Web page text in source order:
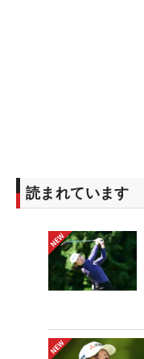
読まれています